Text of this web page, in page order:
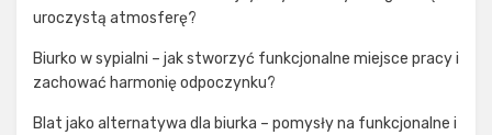
uroczystą atmosferę?
Biurko w sypialni – jak stworzyć funkcjonalne miejsce pracy i
zachować harmonię odpoczynku?
Blat jako alternatywa dla biurka – pomysły na funkcjonalne i